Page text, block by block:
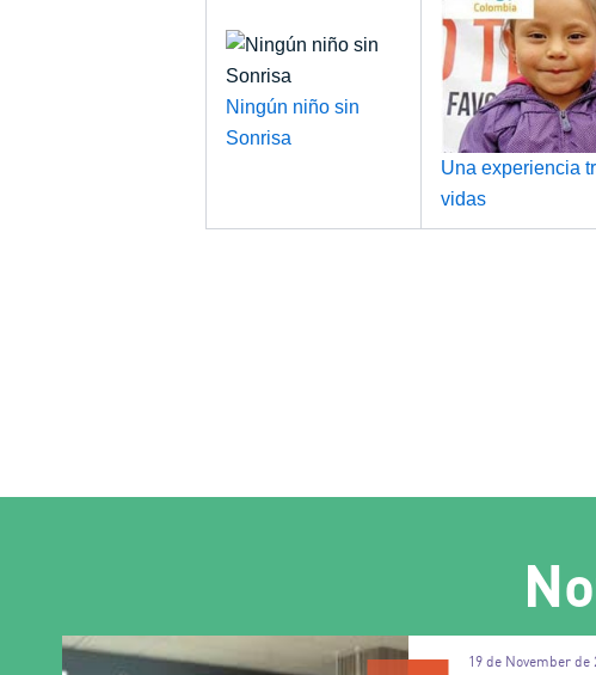
Ningún niño sin
Sonrisa
Una experiencia
vidas
19 de November de